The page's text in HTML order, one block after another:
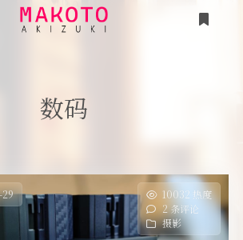
疫情时代》
数码
29
10032 热度
2 条评论
摄影